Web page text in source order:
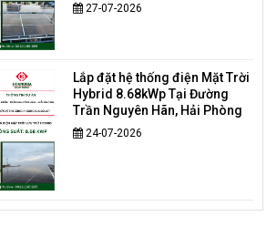
27-07-2026
Lắp đặt hệ thống điện Mặt Trời
Hybrid 8.68kWp Tại Đường
Trần Nguyên Hãn, Hải Phòng
24-07-2026